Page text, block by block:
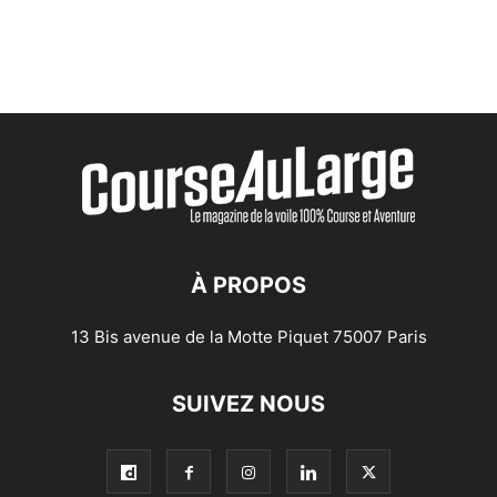
À PROPOS
13 Bis avenue de la Motte Piquet 75007 Paris
SUIVEZ NOUS